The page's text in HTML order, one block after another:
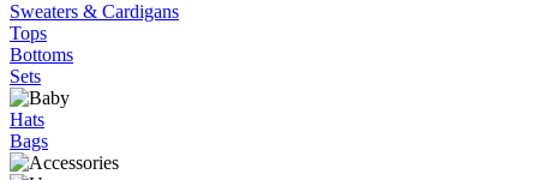
Sweaters & Cardigans
Tops
Bottoms
Sets
Hats
Bags